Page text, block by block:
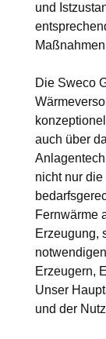
und
Die Sweco
auch über
nicht nur
Fernwärme
Erzeugung,
Erzeugern,
Unser
und der